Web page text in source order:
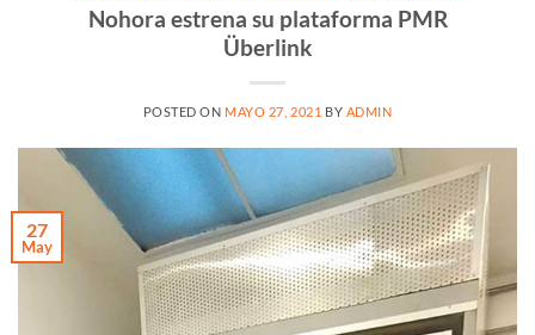
Nohora estrena su plataforma PMR
Überlink
POSTED ON MAYO 27, 2021 BY ADMIN
27
May